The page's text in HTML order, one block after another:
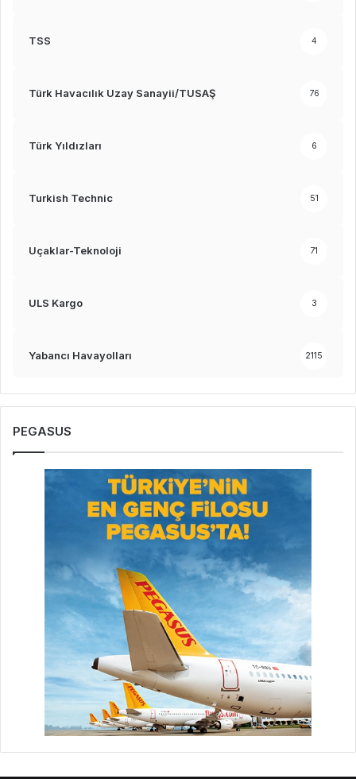
TSS 4
Türk Havacılık Uzay Sanayii/TUSAŞ 76
Türk Yıldızları 6
Turkish Technic 51
Uçaklar-Teknoloji 71
ULS Kargo 3
Yabancı Havayolları 2115
PEGASUS